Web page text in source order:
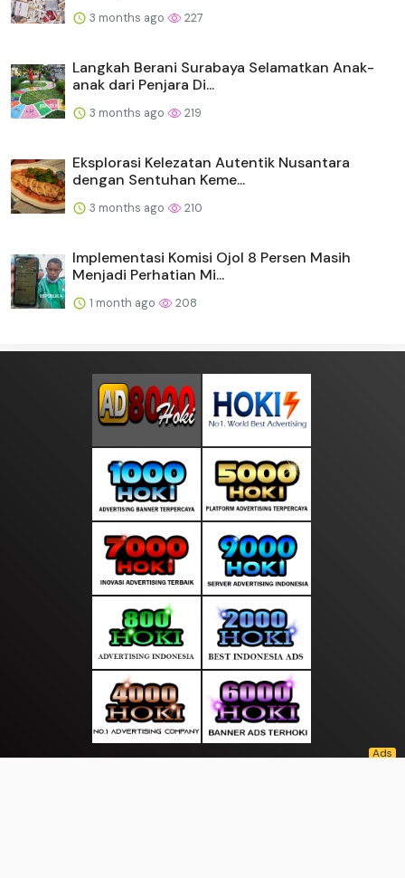
3 months ago 227
Langkah Berani Surabaya Selamatkan Anak-
anak dari Penjara Di...
3 months ago 219
Eksplorasi Kelezatan Autentik Nusantara
dengan Sentuhan Keme...
3 months ago 210
Implementasi Komisi Ojol 8 Persen Masih
Menjadi Perhatian Mi...
1 month ago 208